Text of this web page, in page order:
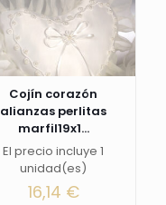
Cojín corazón
alianzas perlitas
marfil19x1...
El precio incluye 1
unidad(es)
16,14 €